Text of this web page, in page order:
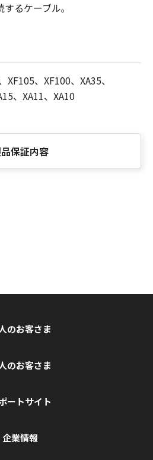
するケーブル｡
、XF100、XA35、
、XA11、XA10
保証内容
のお客さま
のお客さま
ートサイト
企業情報